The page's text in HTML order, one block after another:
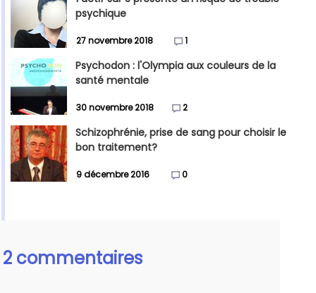
psychique
27 novembre 2018 1
Psychodon : l'Olympia aux couleurs de la
santé mentale
30 novembre 2018 2
Schizophrénie, prise de sang pour choisir le
bon traitement?
9 décembre 2016 0
2 commentaires